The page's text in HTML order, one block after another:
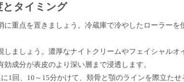
とタイミング
に重点を置きましょう。冷蔵庫で冷やしたローラー
しましょう。濃厚なナイトクリームやフェイシャル
効成分が表皮のより深い層まで浸透します。
1回、10～15分かけて、頬骨と顎のラインを際立た